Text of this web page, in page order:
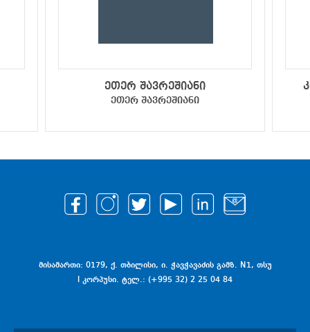
ეთერ შავრეშიანი
ეთერ შავრეშიანი
მისამართი: 0179, ქ. თბილისი, ი. ჭავჭავაძის გამზ. N1, თსუ
I კორპუსი. ტელ.: (+995 32) 2 25 04 84